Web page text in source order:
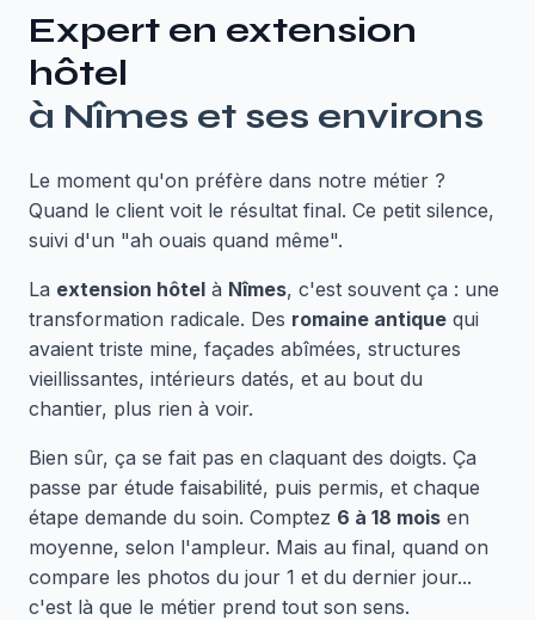
Expert en extension
hôtel
à Nîmes et ses environs
Le moment qu'on préfère dans notre métier ?
Quand le client voit le résultat final. Ce petit silence,
suivi d'un "ah ouais quand même".
La extension hôtel à Nîmes, c'est souvent ça : une
transformation radicale. Des romaine antique qui
avaient triste mine, façades abîmées, structures
vieillissantes, intérieurs datés, et au bout du
chantier, plus rien à voir.
Bien sûr, ça se fait pas en claquant des doigts. Ça
passe par étude faisabilité, puis permis, et chaque
étape demande du soin. Comptez 6 à 18 mois en
moyenne, selon l'ampleur. Mais au final, quand on
compare les photos du jour 1 et du dernier jour...
c'est là que le métier prend tout son sens.